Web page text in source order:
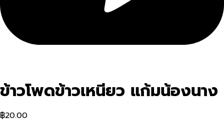
ข้าวโพดข้าวเหนียว แก้มน้องนาง
฿20.00